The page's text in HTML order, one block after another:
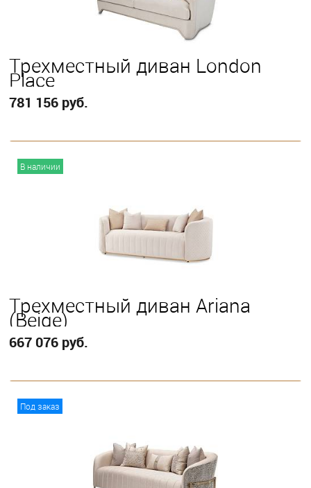
Трехместный диван London
Place
781 156 руб.
В наличии
Трехместный диван Ariana
(Beige)
667 076 руб.
Под заказ